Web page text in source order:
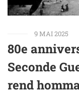
9 MAI 2025
80e
Seconde
rend